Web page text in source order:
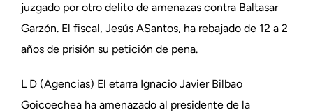
juzgado por otro delito de amenazas contra Baltasar
Garzón. El fiscal, Jesús ASantos, ha rebajado de 12 a 2
años de prisión su petición de pena.
L D (Agencias) El etarra Ignacio Javier Bilbao
Goicoechea ha amenazado al presidente de la